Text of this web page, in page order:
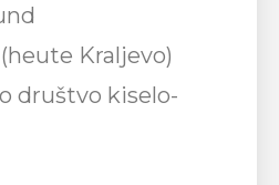
Kraljevo)
društvo kiselo-